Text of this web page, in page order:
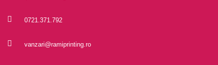
0721.371.792
vanzari@ramiprinting.ro